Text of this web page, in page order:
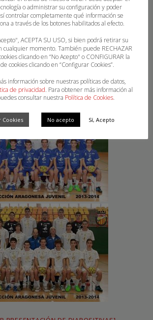
o administrar su configuración y poder
controlar completamente qué información se
a través de los botones habilitados al efecto.
ACEPTA SU USO, si bien podrá retirar su
cualquier momento. También puede RECHAZAR
clicando en “No Acepto" o CONFIGURAR la
cookies clicando en “Configurar Cookies”.
información sobre nuestras políticas de datos,
de privacidad. Para obtener más información al
consultar nuestra Política de Cookies.
Cookies No acepto Sí, Acepto